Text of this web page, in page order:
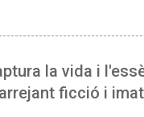
la vida i
ficció i